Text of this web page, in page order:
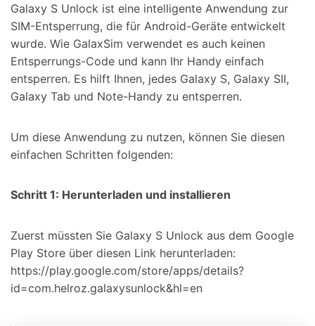
Galaxy S Unlock ist eine intelligente Anwendung zur
SIM-Entsperrung, die für Android-Geräte entwickelt
wurde. Wie GalaxSim verwendet es auch keinen
Entsperrungs-Code und kann Ihr Handy einfach
entsperren. Es hilft Ihnen, jedes Galaxy S, Galaxy SII,
Galaxy Tab und Note-Handy zu entsperren.
Um diese Anwendung zu nutzen, können Sie diesen
einfachen Schritten folgenden:
Schritt 1: Herunterladen und installieren
Zuerst müssten Sie Galaxy S Unlock aus dem Google
Play Store über diesen Link herunterladen:
https://play.google.com/store/apps/details?
id=com.helroz.galaxysunlock&hl=en